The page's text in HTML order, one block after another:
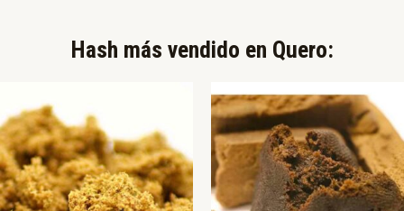
Hash más vendido en Quero:​